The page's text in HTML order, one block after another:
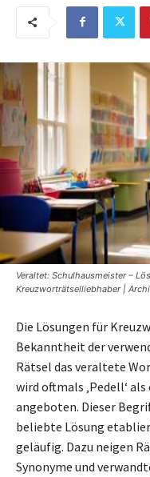
Veraltet: Schulhausmeister –
Kreuzworträtselliebhaber |
Die Lösungen für
Bekanntheit der
Rätsel das veraltete
wird oftmals ‚Pedell‘
angeboten. Dieser
beliebte Lösung
geläufig. Dazu neigen
Synonyme und